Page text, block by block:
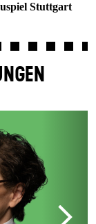
Stuttgart